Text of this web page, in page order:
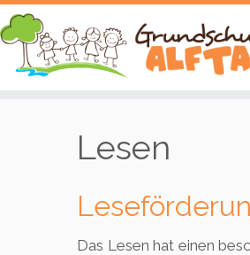
Lesen
Das Lesen hat einen